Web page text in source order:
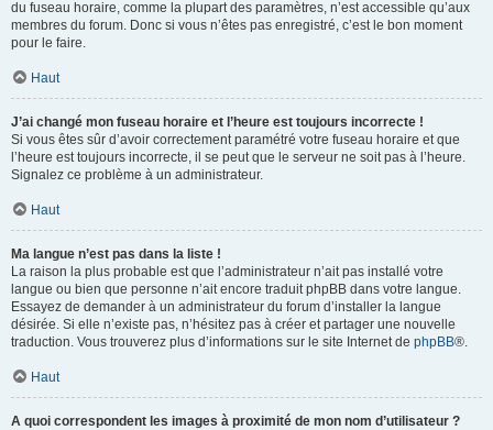
du fuseau horaire, comme la plupart des paramètres, n’est accessible qu’aux
membres du forum. Donc si vous n’êtes pas enregistré, c’est le bon moment
pour le faire.
Haut
J’ai changé mon fuseau horaire et l’heure est toujours incorrecte !
Si vous êtes sûr d’avoir correctement paramétré votre fuseau horaire et que
l’heure est toujours incorrecte, il se peut que le serveur ne soit pas à l’heure.
Signalez ce problème à un administrateur.
Haut
Ma langue n’est pas dans la liste !
La raison la plus probable est que l’administrateur n’ait pas installé votre
langue ou bien que personne n’ait encore traduit phpBB dans votre langue.
Essayez de demander à un administrateur du forum d’installer la langue
désirée. Si elle n’existe pas, n’hésitez pas à créer et partager une nouvelle
traduction. Vous trouverez plus d’informations sur le site Internet de phpBB®.
Haut
A quoi correspondent les images à proximité de mon nom d’utilisateur ?